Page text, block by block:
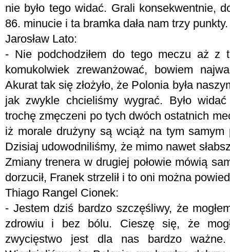
nie było tego widać. Grali konsekwentnie,
86. minucie i ta bramka dała nam trzy punkty.
Jarosław Lato:
- Nie podchodziłem do tego meczu aż z
komukolwiek zrewanżować, bowiem
Akurat tak się złożyło, że Polonia była
jak zwykle chcieliśmy wygrać. Było
trochę zmęczeni po tych dwóch ostatnich
iż morale drużyny są wciąż na tym samym
Dzisiaj udowodniliśmy, że mimo nawet
Zmiany trenera w drugiej połowie mówią
dorzucił, Franek strzelił i to oni można
Thiago Rangel Cionek:
- Jestem dziś bardzo szczęśliwy, że
zdrowiu i bez bólu. Cieszę się, że
zwycięstwo jest dla nas bardzo